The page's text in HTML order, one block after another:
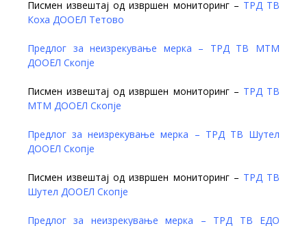
Писмен извештај од извршен мониторинг – ТРД ТВ
Коха ДООЕЛ Тетово
Предлог за неизрекување мерка – ТРД ТВ МТМ
ДООЕЛ Скопје
Писмен извештај од извршен мониторинг – ТРД ТВ
МТМ ДООЕЛ Скопје
Предлог за неизрекување мерка – ТРД ТВ Шутел
ДООЕЛ Скопје
Писмен извештај од извршен мониторинг – ТРД ТВ
Шутел ДООЕЛ Скопје
Предлог за неизрекување мерка – ТРД ТВ ЕДО